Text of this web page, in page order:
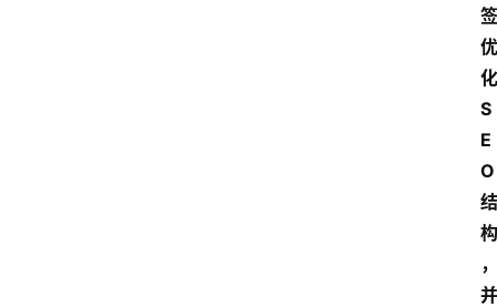
签
优
化
S
E
O
结
构
，
并